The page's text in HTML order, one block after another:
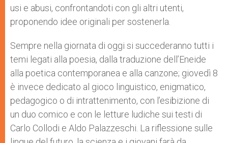
usi e abusi, confrontandoti con gli altri utenti,
proponendo idee originali per sostenerla.
Sempre nella giornata di oggi si succederanno tutti i
temi legati alla poesia, dalla traduzione dell’Eneide
alla poetica contemporanea e alla canzone; giovedì 8
è invece dedicato al gioco linguistico, enigmatico,
pedagogico o di intrattenimento, con l’esibizione di
un duo comico e con le letture ludiche sui testi di
Carlo Collodi e Aldo Palazzeschi. La riflessione sulle